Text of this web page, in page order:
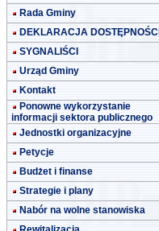
Rada Gminy
DEKLARACJA DOSTĘPNOŚCI
SYGNALIŚCI
Urząd Gminy
Kontakt
Ponowne wykorzystanie
informacji sektora publicznego
Jednostki organizacyjne
Petycje
Budżet i finanse
Strategie i plany
Nabór na wolne stanowiska